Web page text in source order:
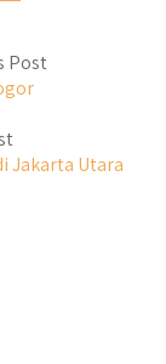
Post
Jakarta Utara